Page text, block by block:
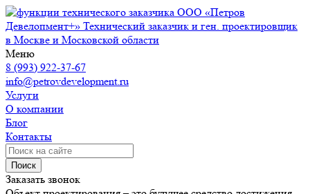
ООО «Петров
Девелопмент+» Технический заказчик и ген. проектировщик
в Москве и Московской области
Меню
8 (993) 922-37-67
info@petrovdevelopment.ru
Услуги
О компании
Блог
Контакты
Поиск
Заказать звонок